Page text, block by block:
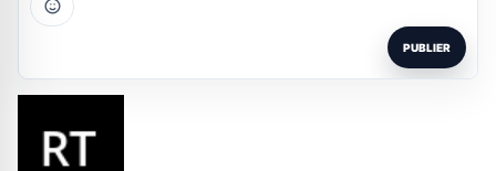
PUBLIER